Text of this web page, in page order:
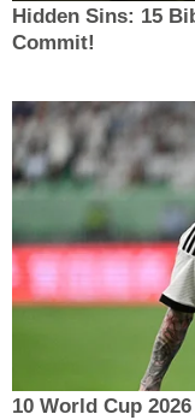
Hidden Sins: 15
Commit!
10 World Cup